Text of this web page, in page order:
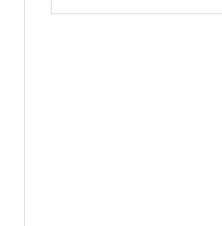
便；可沾点酒精，但
电池。第二种原因，